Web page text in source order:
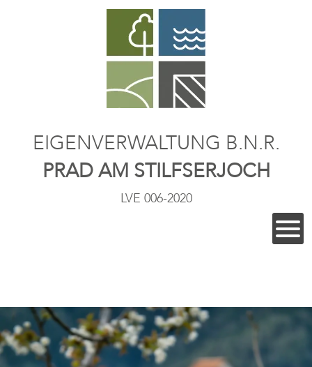
EIGENVERWALTUNG B.N.R.
PRAD AM STILFSERJOCH
LVE 006-2020